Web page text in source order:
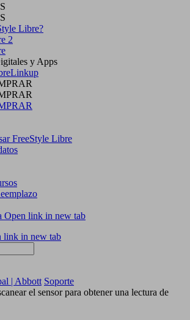
Libre?
2
y Apps
FreeStyle Libre
Open link in new tab
link in new tab
| Abbott Soporte
el sensor para obtener una lectura de